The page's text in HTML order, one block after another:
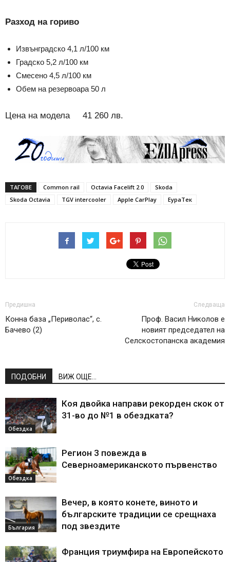
Разход на гориво
Извънградско 4,1 л/100 км
Градско 5,2 л/100 км
Смесено 4,5 л/100 км
Обем на резервоара 50 л
Цена на модела 41 260 лв.
ТАГОВЕ Common rail Octavia Facelift 2.0
Skoda
Skoda Octavia
TGV intercooler Аррlе СаrРlау ЕураТек
Предишна
Конна база „Периволас“, с.
Бачево (2)
Следваща
Проф. Васил Николов е
новият председател на
Селскостопанска академия
ПОДОБНИ ВИЖ ОЩЕ...
Обездка
Коя двойка направи рекорден скок от
31-во до №1 в обездката?
Обездка
Регион 3 повежда в
Северноамериканското първенство
България
Вечер, в която конете, виното и
българските традиции се срещнаха
под звездите
Франция триумфира на Европейското